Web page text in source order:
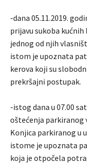
-dana 05.11.2019.
prijavu sukoba kućnih
jednog od njih
istom je upoznata
kerova koji su
prekršajni postupak.
-istog dana u 07.00
oštećenja parkiranog
Konjica parkiranog u
istome je upoznata
koja je otpočela